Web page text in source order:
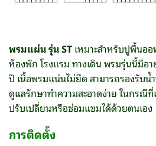
พรมแผ่น รุ่น STเหมาะสำหรับปูพื้นอ
ห้องพัก โรงแรม ทางเดิน พรมรุ่นนี้มีอ
ปี เนื้อพรมแน่นไม่ยืด สามารถรองรับน้
ดูแลรักษาทำความสะอาดง่าย ในกรณี
ปรับเปลี่ยนหรือซ่อมแซมได้ด้วยตนเอง
การติดตั้ง